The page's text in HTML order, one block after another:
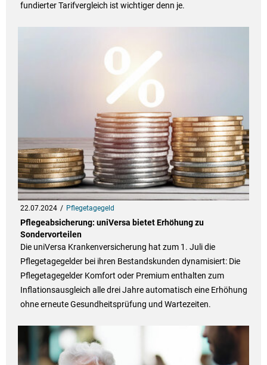
fundierter Tarifvergleich ist wichtiger denn je.
22.07.2024 Pflegetagegeld
Pflegeabsicherung: uniVersa bietet Erhöhung zu
Sondervorteilen
Die uniVersa Krankenversicherung hat zum 1. Juli die
Pflegetagegelder bei ihren Bestandskunden dynamisiert: Die
Pflegetagegelder Komfort oder Premium enthalten zum
Inflationsausgleich alle drei Jahre automatisch eine Erhöhung
ohne erneute Gesundheitsprüfung und Wartezeiten.